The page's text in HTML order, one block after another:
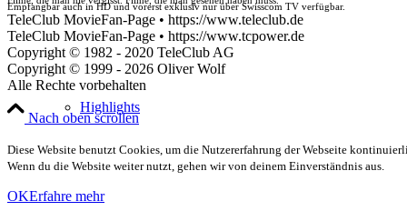
Highlights
Empfangbar auch in HD und vorerst exklusiv nur über Swisscom TV verfügbar.
TeleClub MovieFan-Page • https://www.teleclub.de
TeleClub MovieFan-Page • https://www.tcpower.de
Copyright © 1982 - 2020 TeleClub AG
Copyright © 1999 - 2026 Oliver Wolf
Alle Rechte vorbehalten
Nach oben scrollen
Diese Website benutzt Cookies, um die Nutzererfahrung der Webseite
Wenn du die Website weiter nutzt, gehen wir von deinem Einverständnis aus.
OKErfahre mehr